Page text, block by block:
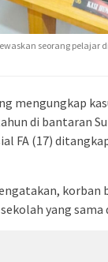
seorang pelajar
mengungkap
di bantaran
FA (17)
korban
yang sama